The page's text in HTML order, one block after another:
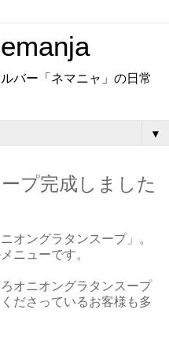
バー「ネマニャ」の日常
▼
プ完成しました
オングラタンスープ」。
ニューです。
オニオングラタンスープ
ださっているお客様も多